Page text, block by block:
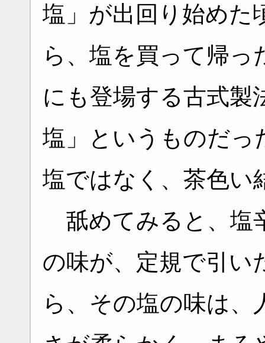
塩」が出回り始めた
ら、塩を買って帰
にも登場する古式製
塩」というものだっ
塩ではなく、茶色い
舐めてみると、塩
の味が、定規で引い
ら、その塩の味は、